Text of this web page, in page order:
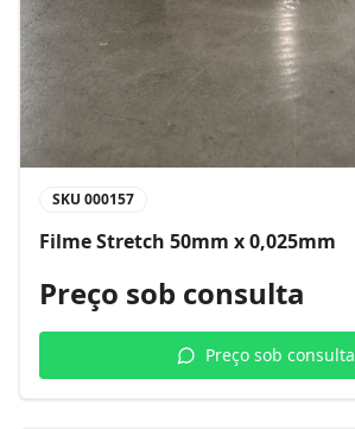
SKU 000157
Filme Stretch 50mm x 0,025mm
Preço sob consulta
Preço sob consulta